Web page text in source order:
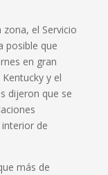
el Servicio
posible que
en gran
y el
dijeron que se
de
más de